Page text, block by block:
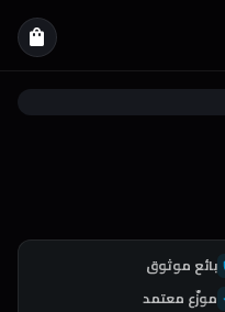
shopping_bag
بائع موثوق
موزّع معتمد